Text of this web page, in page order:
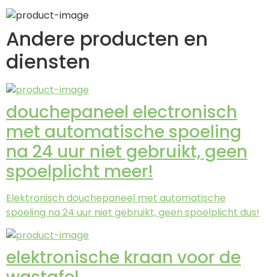
Andere producten en
diensten
douchepaneel electronisch
met automatische spoeling
na 24 uur niet gebruikt, geen
spoelplicht meer!
Elektronisch douchepaneel met automatische
spoeling na 24 uur niet gebruikt, geen spoelplicht dus!
elektronische kraan voor de